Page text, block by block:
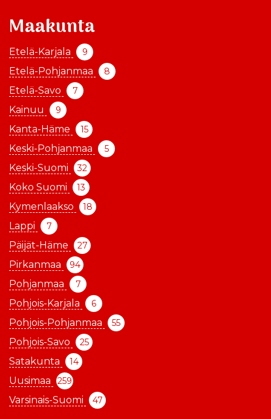
Maakunta
Etelä-Karjala 9
Etelä-Pohjanmaa 8
Etelä-Savo 7
Kainuu 9
Kanta-Häme 15
Keski-Pohjanmaa 5
Keski-Suomi 32
Koko Suomi 13
Kymenlaakso 18
Lappi 7
Päijät-Häme 27
Pirkanmaa 94
Pohjanmaa 7
Pohjois-Karjala 6
Pohjois-Pohjanmaa 55
Pohjois-Savo 25
Satakunta 14
Uusimaa 259
Varsinais-Suomi 47